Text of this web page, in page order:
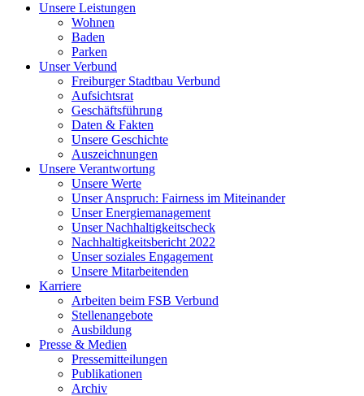
Unsere Leistungen
Wohnen
Baden
Parken
Unser Verbund
Freiburger Stadtbau Verbund
Aufsichtsrat
Geschäftsführung
Daten & Fakten
Unsere Geschichte
Auszeichnungen
Unsere Verant­wortung
Unsere Werte
Unser Anspruch: Fairness im Miteinander
Unser Energiemanagement
Unser Nachhaltigkeitscheck
Nachhaltigkeitsbericht 2022
Unser soziales Engagement
Unsere Mitarbeitenden
Karriere
Arbeiten beim FSB Verbund
Stellenangebote
Ausbildung
Presse & Medien
Pressemitteilungen
Publikationen
Archiv